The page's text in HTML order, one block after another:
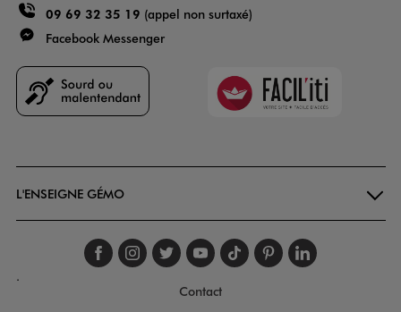
09 69 32 35 19 (appel non surtaxé)
Facebook Messenger
Faciliti
L'ENSEIGNE GÉMO
Suivez-nous sur
Suivez-nous sur
Suivez-nous sur
Suivez-nous
Suivez-nous
Suivez-
.
Contact